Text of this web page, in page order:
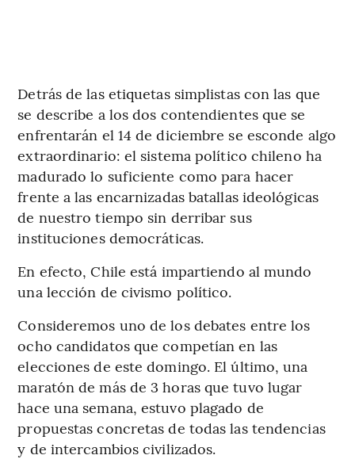
Detrás de las etiquetas simplistas con las que
se describe a los dos contendientes que se
enfrentarán el 14 de diciembre se esconde algo
extraordinario: el sistema político chileno ha
madurado lo suficiente como para hacer
frente a las encarnizadas batallas ideológicas
de nuestro tiempo sin derribar sus
instituciones democráticas.
En efecto, Chile está impartiendo al mundo
una lección de civismo político.
Consideremos uno de los debates entre los
ocho candidatos que competían en las
elecciones de este domingo. El último, una
maratón de más de 3 horas que tuvo lugar
hace una semana, estuvo plagado de
propuestas concretas de todas las tendencias
y de intercambios civilizados.